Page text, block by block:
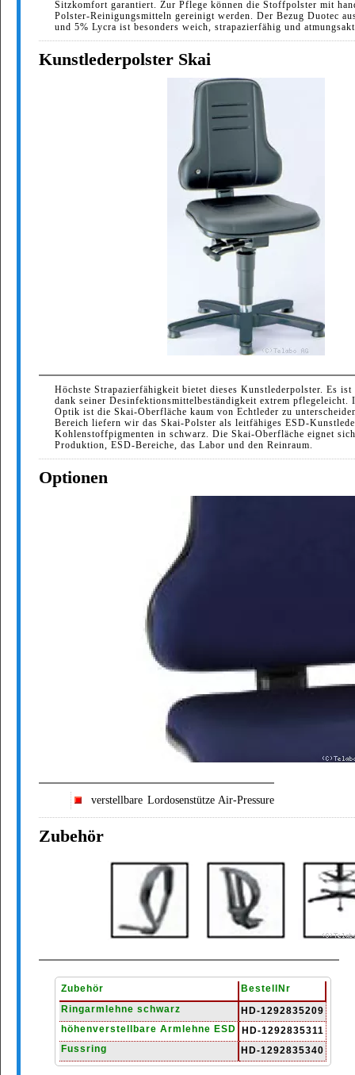
Sitzkomfort garantiert. Zur Pflege können die Stoffpolster mit
Polster-Reinigungsmitteln gereinigt werden. Der Bezug Duotec
und 5% Lycra ist besonders weich, strapazierfähig und
Kunstlederpolster Skai
Höchste Strapazierfähigkeit bietet dieses Kunstlederpolster. Es ist
dank seiner Desinfektionsmittelbeständigkeit extrem pflegeleicht.
Optik ist die Skai-Oberfläche kaum von Echtleder zu
Bereich liefern wir das Skai-Polster als leitfähiges ESD-
Kohlenstoffpigmenten in schwarz. Die Skai-Oberfläche eignet
Produktion, ESD-Bereiche, das Labor und den Reinraum.
Optionen
verstellbare Lordosenstütze Air-Pressure
Zubehör
Zubehör
BestellNr
Ringarmlehne schwarz
HD-1292835209
höhenverstellbare Armlehne ESD
HD-1292835311
Fussring
HD-1292835340